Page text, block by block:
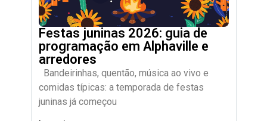
Festas juninas 2026: guia de
programação em Alphaville e
arredores
Bandeirinhas, quentão, música ao vivo e
comidas típicas: a temporada de festas
juninas já começou